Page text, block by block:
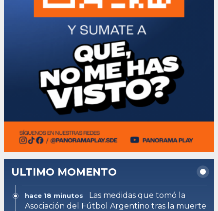
ULTIMO MOMENTO
hace 18 minutos
Las medidas que tomó la
Asociación del Fútbol Argentino tras la muerte